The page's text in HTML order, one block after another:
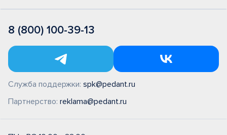
8 (800) 100-39-13
Служба поддержки: spk@pedant.ru
Партнерство: reklama@pedant.ru